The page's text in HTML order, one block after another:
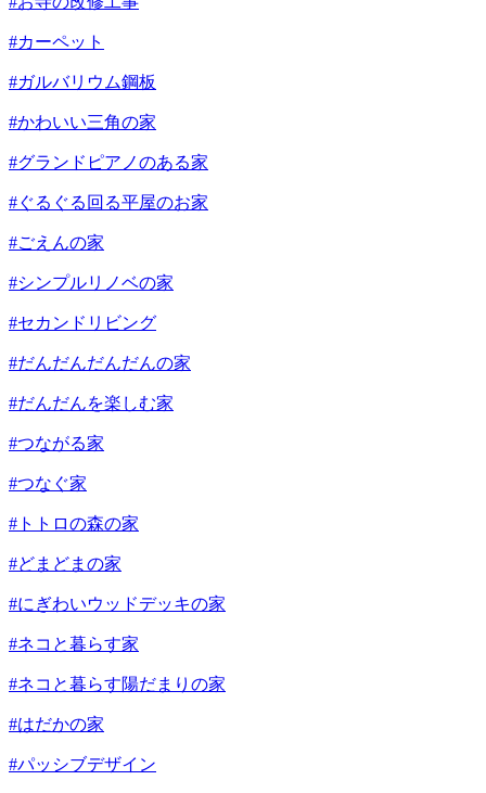
#カーペット
#ガルバリウム鋼板
#かわいい三角の家
#グランドピアノのある家
#ぐるぐる回る平屋のお家
#ごえんの家
#シンプルリノベの家
#セカンドリビング
#だんだんだんだんの家
#だんだんを楽しむ家
#つながる家
#つなぐ家
#トトロの森の家
#どまどまの家
#にぎわいウッドデッキの家
#ネコと暮らす家
#ネコと暮らす陽だまりの家
#はだかの家
#パッシブデザイン